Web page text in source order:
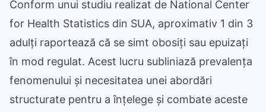
Conform unui studiu realizat de National Center
for Health Statistics din SUA, aproximativ 1 din 3
adulți raportează că se simt obosiți sau epuizați
în mod regulat. Acest lucru subliniază prevalența
fenomenului și necesitatea unei abordări
structurate pentru a înțelege și combate aceste